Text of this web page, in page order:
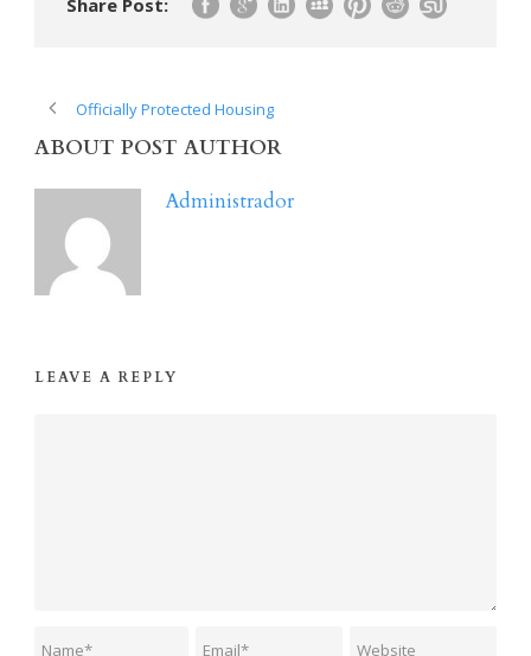
Share Post:
Officially Protected Housing
ABOUT POST AUTHOR
Administrador
LEAVE A REPLY